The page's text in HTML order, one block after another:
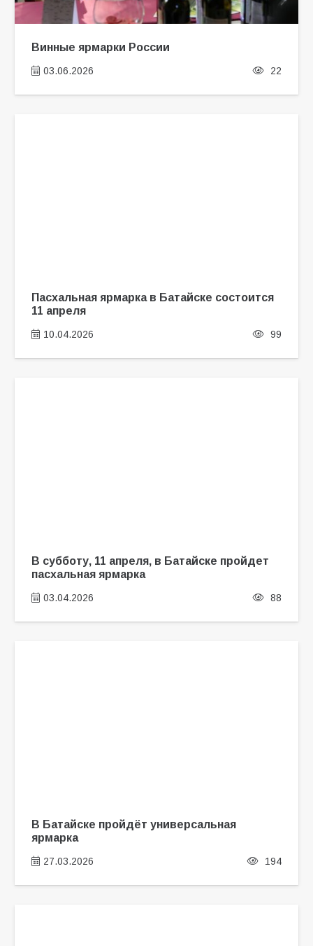
Винные ярмарки России
03.06.2026 22
Пасхальная ярмарка в Батайске состоится
11 апреля
10.04.2026 99
В субботу, 11 апреля, в Батайске пройдет
пасхальная ярмарка
03.04.2026 88
В Батайске пройдёт универсальная
ярмарка
27.03.2026 194